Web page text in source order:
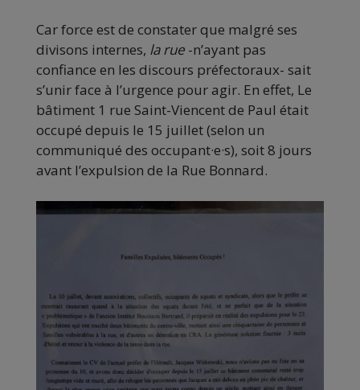
Car force est de constater que malgré ses
divisons internes, la rue -n’ayant pas
confiance en les discours préfectoraux- sait
s’unir face à l’urgence pour agir. En effet, Le
bâtiment 1 rue Saint-Viencent de Paul était
occupé depuis le 15 juillet (selon un
communiqué des occupant·e·s), soit 8 jours
avant l’expulsion de la Rue Bonnard.